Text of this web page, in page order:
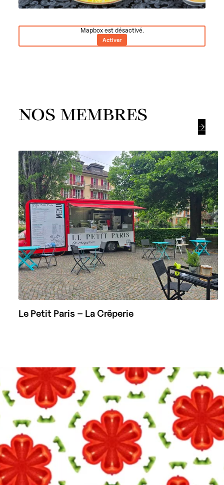
Mapbox est désactivé.
Activer
NOS MEMBRES

Le Petit Paris – La Crêperie